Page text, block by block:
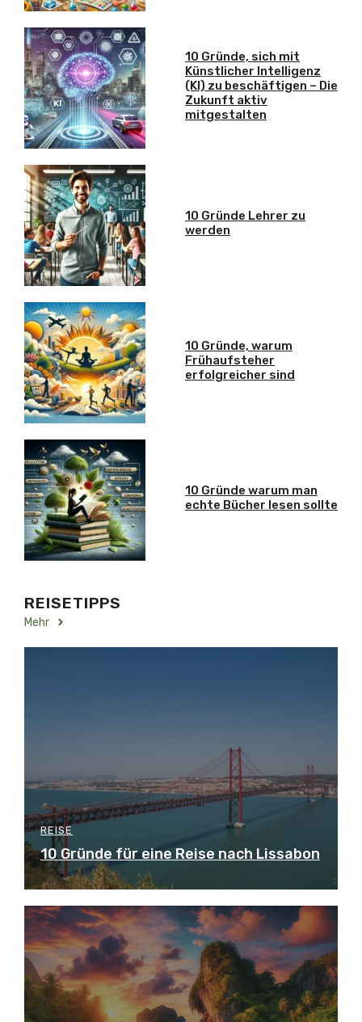
10 Gründe, sich mit
Künstlicher Intelligenz
(KI) zu beschäftigen – Die
Zukunft aktiv
mitgestalten
10 Gründe Lehrer zu
werden
10 Gründe, warum
Frühaufsteher
erfolgreicher sind
10 Gründe warum man
echte Bücher lesen sollte
REISETIPPS
Mehr
REISE
10 Gründe für eine Reise nach Lissabon